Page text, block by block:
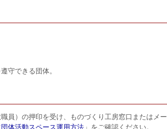
遵守できる団体。
員）の押印を受け、ものづくり工房窓口またはメー
体活動スペース運用方法 」をご確認ください。